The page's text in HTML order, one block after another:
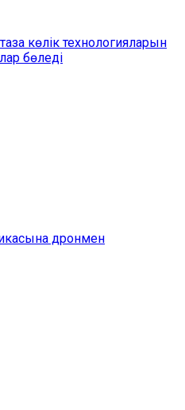
көлік технологияларын
бөледі
дронмен